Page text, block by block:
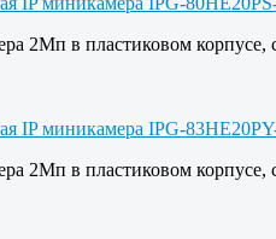
2Мп в пластиковом
2Мп в пластиковом